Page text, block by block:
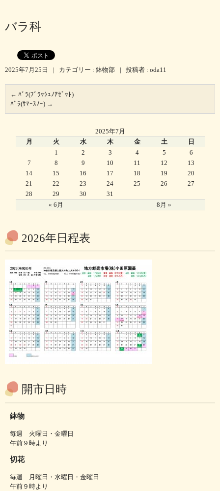
バラ科
2025年7月25日 | カテゴリー : 鉢物部 | 投稿者 : oda11
← ﾊﾞﾗ(ﾌﾞﾗｯｼｭﾉｱｾﾞｯﾄ)
ﾊﾞﾗ(ｻﾏｰｽﾉｰ) →
2025年7月
月
火 水 木 金 土 日
« 6月 8月 »
1 2 3 4 5
6
7
8 9 10 11 12
13
14
15 16 17 18 19
20
21
22 23 24 25 26
27
28
29 30 31
2026年日程表
開市日時
鉢物
毎週 火曜日・金曜日
午前９時より
切花
毎週 月曜日・水曜日・金曜日
午前９時より